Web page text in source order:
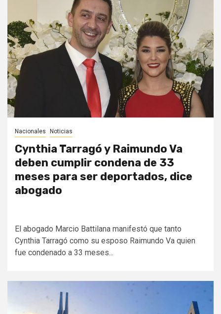
Nacionales Noticias
Cynthia Tarragó y Raimundo Va
deben cumplir condena de 33
meses para ser deportados, dice
abogado
El abogado Marcio Battilana manifestó que tanto
Cynthia Tarragó como su esposo Raimundo Va quien
fue condenado a 33 meses...